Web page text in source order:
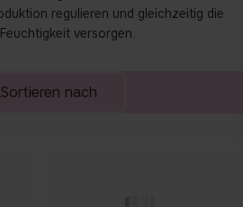
regulieren und gleichzeitig die
versorgen.
Sortieren nach